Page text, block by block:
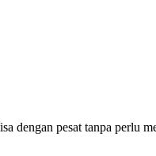
dengan pesat tanpa perlu